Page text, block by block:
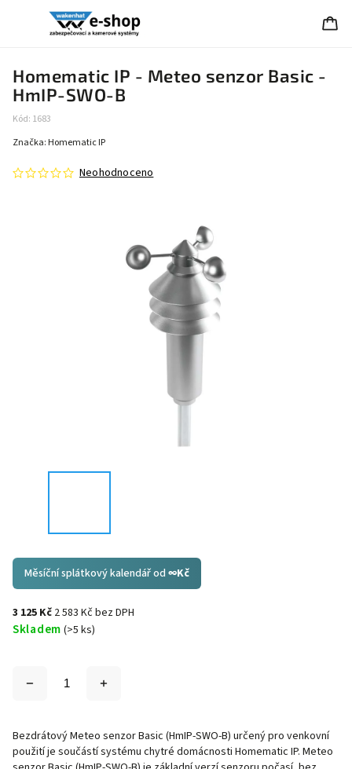
Homematic IP - Meteo senzor Basic -
HmIP-SWO-B
Kód: 1683
Neohodnoceno
Značka: Homematic IP
Měsíční splátkový kalendář od ∞Kč
3 125 Kč 2 583 Kč bez DPH
Skladem (>5 ks)
Bezdrátový Meteo senzor Basic (HmIP-SWO-B) určený pro venkovní
použití je součástí systému chytré domácnosti Homematic IP. Meteo